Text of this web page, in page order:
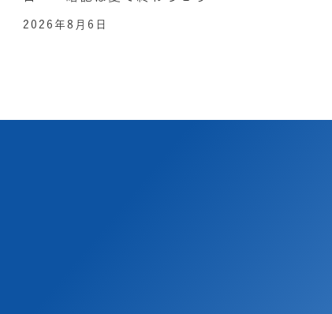
2026年8月6日